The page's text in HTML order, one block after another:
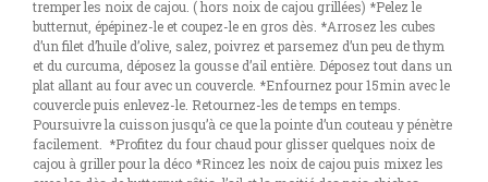
tremper les noix de cajou. ( hors noix de cajou grillées) *Pelez le
butternut, épépinez-le et coupez-le en gros dès. *Arrosez les cubes
d’un filet d’huile d’olive, salez, poivrez et parsemez d’un peu de thym
et du curcuma, déposez la gousse d’ail entière. Déposez tout dans un
plat allant au four avec un couvercle. *Enfournez pour 15min avec le
couvercle puis enlevez-le. Retournez-les de temps en temps.
Poursuivre la cuisson jusqu’à ce que la pointe d’un couteau y pénètre
facilement.
*Profitez du four chaud pour glisser quelques noix de
cajou à griller pour la déco *Rincez les noix de cajou puis mixez les